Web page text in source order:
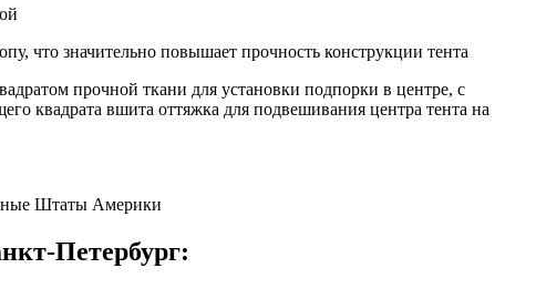
что значительно повышает прочность конструкции тента
прочной ткани для установки подпорки в центре, с
квадрата вшита оттяжка для подвешивания центра тента на
Штаты Америки
Петербург: